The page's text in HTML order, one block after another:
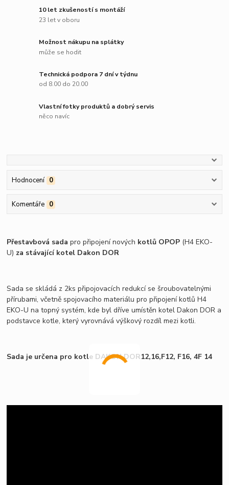
10 let zkušeností s montáží
23 let v oboru
Možnost nákupu na splátky
může se hodit
Technická podpora 7 dní v týdnu
od 8.00 do 20.00
Vlastní fotky produktů a dobrý servis
něco navíc
Hodnocení 0
Komentáře 0
Přestavbová sada pro připojení nových kotlů OPOP (H4 EKO-
U) za stávající kotel Dakon DOR
Sada se skládá z 2ks připojovacích redukcí se šroubovatelnými
přírubami, včetně spojovacího materiálu pro připojení kotlů H4
EKO-U na topný systém, kde byl dříve umístěn kotel Dakon DOR a
podstavce kotle, který vyrovnává výškový rozdíl mezi kotli.
Sada je určena pro kotle DAKON DOR12,16,F12, F16, 4F 14